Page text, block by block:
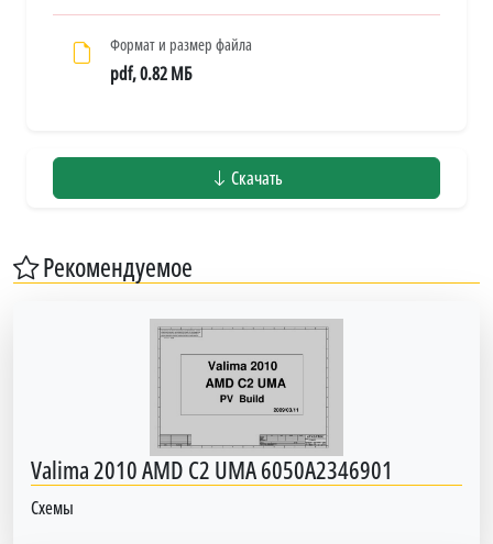
Формат и размер файла
pdf, 0.82 МБ
Скачать
Рекомендуемое
Valima 2010 AMD C2 UMA 6050A2346901
Схемы